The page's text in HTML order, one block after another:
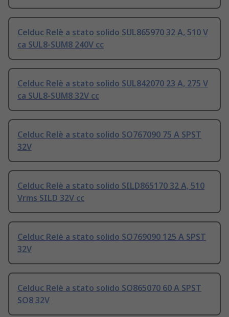
Celduc Relè a stato solido SUL865970 32 A, 510 V
ca SUL8-SUM8 240V cc
Celduc Relè a stato solido SUL842070 23 A, 275 V
ca SUL8-SUM8 32V cc
Celduc Relè a stato solido SO767090 75 A SPST
32V
Celduc Relè a stato solido SILD865170 32 A, 510
Vrms SILD 32V cc
Celduc Relè a stato solido SO769090 125 A SPST
32V
Celduc Relè a stato solido SO865070 60 A SPST
SO8 32V